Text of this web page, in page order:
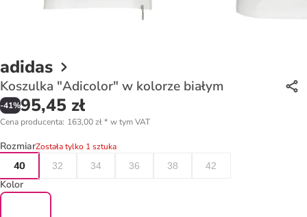
adidas
Koszulka "Adicolor" w kolorze białym
-41%95,45 zł
Cena producenta: 163,00 zł* w tym VAT
RozmiarZostała tylko 1 sztuka
40
32 34 36 38 42
Kolor